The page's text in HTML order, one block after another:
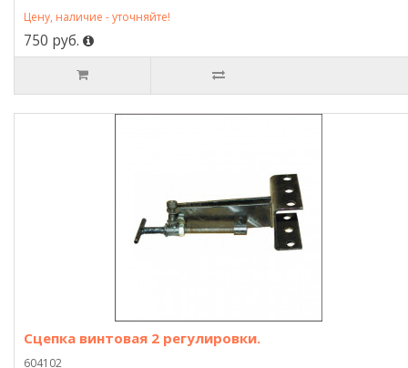
Цену, наличие - уточняйте!
750 руб.
Сцепка винтовая 2 регулировки.
604102